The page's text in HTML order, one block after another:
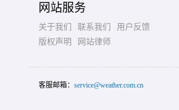
网站服务
关于我们 联系我们
用户反馈
版权声明
网站律师
客服邮箱： service@weather.com.cn